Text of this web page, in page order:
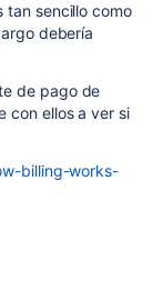
tan sencillo como
debería
de pago de
con ellos a ver si
billing-works-